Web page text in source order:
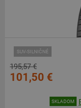
SUV-SILNIČNÉ
195,57 €
101,50 €
SKLADOM